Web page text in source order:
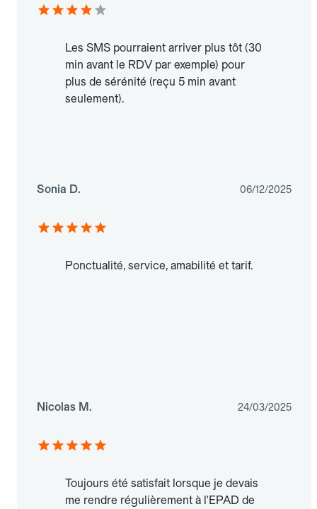
Les SMS pourraient arriver plus tôt (30
min avant le RDV par exemple) pour
plus de sérénité (reçu 5 min avant
seulement).
Sonia D. 06/12/2025
Ponctualité, service, amabilité et tarif.
Nicolas M. 24/03/2025
Toujours été satisfait lorsque je devais
me rendre régulièrement à l'EPAD de